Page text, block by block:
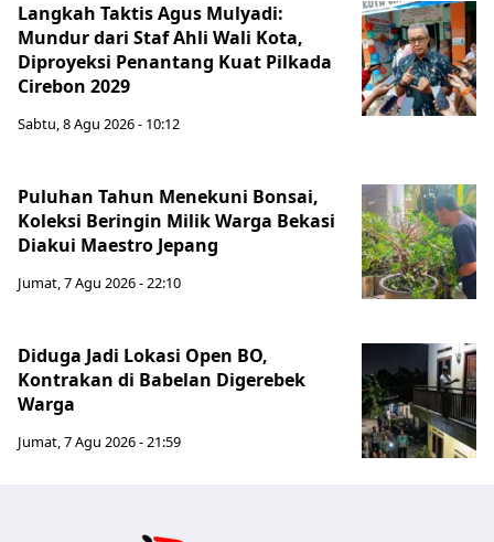
Langkah Taktis Agus Mulyadi:
Mundur dari Staf Ahli Wali Kota,
Diproyeksi Penantang Kuat Pilkada
Cirebon 2029
Sabtu, 8 Agu 2026 - 10:12
Puluhan Tahun Menekuni Bonsai,
Koleksi Beringin Milik Warga Bekasi
Diakui Maestro Jepang
Jumat, 7 Agu 2026 - 22:10
Diduga Jadi Lokasi Open BO,
Kontrakan di Babelan Digerebek
Warga
Jumat, 7 Agu 2026 - 21:59